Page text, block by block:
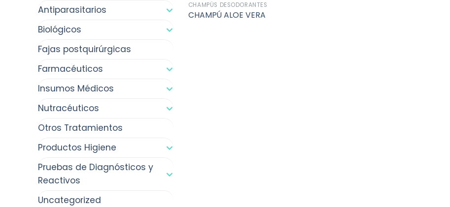
Antiparasitarios
Biológicos
Fajas postquirúrgicas
Farmacéuticos
Insumos Médicos
Nutracéuticos
Otros Tratamientos
Productos Higiene
Pruebas de Diagnósticos y
Reactivos
Uncategorized
CHAMPÚS DESODORANTES
CHAMPÚ ALOE VERA